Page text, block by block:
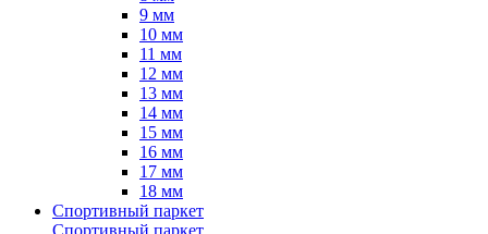
9 мм
10 мм
11 мм
12 мм
13 мм
14 мм
15 мм
16 мм
17 мм
18 мм
Спортивный паркет
Спортивный паркет